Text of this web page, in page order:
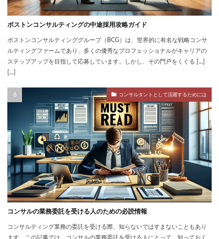
ボストンコンサルティングの中途採用攻略ガイド
ボストンコンサルティンググループ（BCG）は、世界的に有名な戦略コンサ
ルティングファームであり、多くの優秀なプロフェッショナルがキャリアの
ステップアップを目指して応募しています。しかし、その門戸をくぐる […]
[…]
コンサルタントとして活躍するためには
コンサルの業務委託を受ける人のための必読情報
コンサルティング業務の委託を受ける際、知らないではすまないこともあり
ます。この記事では、コンサルの業務委託を受ける人にとって、知っておく